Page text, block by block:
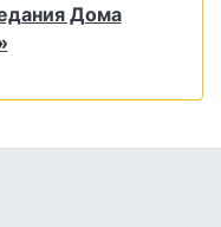
Дома